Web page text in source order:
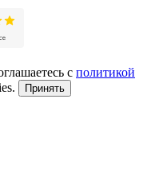
с политикой
Принять